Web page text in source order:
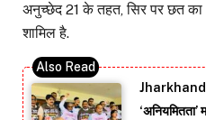
अनुच्छेद 21 के तहत, सिर पर छत का
शामिल है.
Jharkhand
‘अनियमितता’